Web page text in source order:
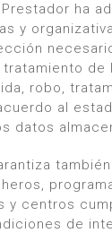
ha
y
de
robo,
al
datos
y centros
de